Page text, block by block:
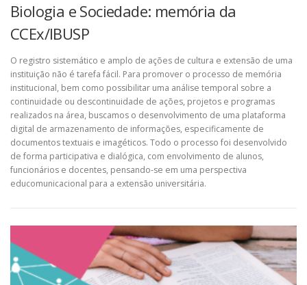
Biologia e Sociedade: memória da
CCEx/IBUSP
O registro sistemático e amplo de ações de cultura e extensão de uma
instituição não é tarefa fácil. Para promover o processo de memória
institucional, bem como possibilitar uma análise temporal sobre a
continuidade ou descontinuidade de ações, projetos e programas
realizados na área, buscamos o desenvolvimento de uma plataforma
digital de armazenamento de informações, especificamente de
documentos textuais e imagéticos. Todo o processo foi desenvolvido
de forma participativa e dialógica, com envolvimento de alunos,
funcionários e docentes, pensando-se em uma perspectiva
educomunicacional para a extensão universitária.